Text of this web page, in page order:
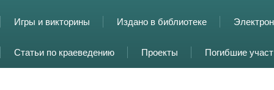
Игры и викторины Издано в библиотеке
Статьи по краеведению Проекты Погибшие